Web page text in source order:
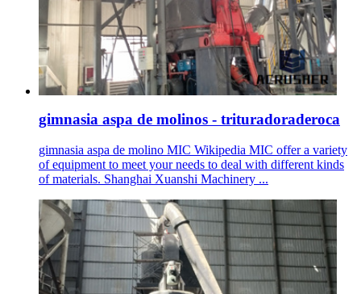
gimnasia aspa de molinos - trituradoraderoca
gimnasia aspa de molino MIC Wikipedia MIC offer a variety
of equipment to meet your needs to deal with different kinds
of materials. Shanghai Xuanshi Machinery ...